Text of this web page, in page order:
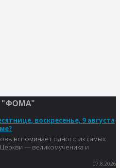
"ФОМА"
воскресенье, 9 августа
вспоминает одного из самых
— великомученика и
07.8.2026